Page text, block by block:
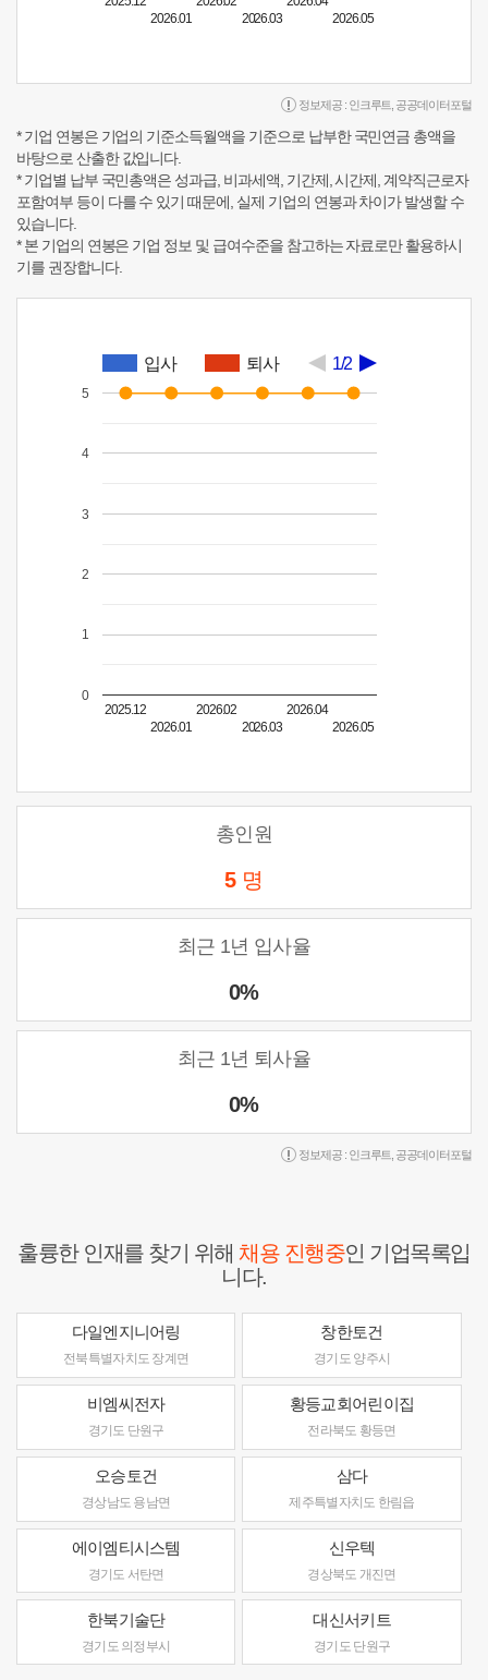
2026.01
2026.03
2026.05
정보제공 : 인크루트 공공데이터포털
* 기업 연봉은 기업의 기준소득월액을 기준으로 납부한 국민연금 총액을
바탕으로 산출한 값입니다.
* 기업별 납부 국민총액은 성과급, 비과세액, 기간제, 시간제, 계약직근로자
포함여부 등이 다를 수 있기 때문에, 실제 기업의 연봉과 차이가 발생할 수
있습니다.
* 본 기업의 연봉은 기업 정보 및 급여수준을 참고하는 자료로만 활용하시
기를 권장합니다.
입사 퇴사 1/2
2025.12
2026.01
2026.02
2026.03
2026.04
2026.05
0
1
2
3
4
5
총인원
5 명
최근 1년 입사율
0%
최근 1년 퇴사율
0%
정보제공 : 인크루트 공공데이터포털
훌륭한 인재를 찾기 위해채용 진행중인 기업목록입
니다.
다일엔지니어링
전북특별자치도 장계면
창한토건
경기도 양주시
비엠씨전자
경기도 단원구
황등교회어린이집
전라북도 황등면
오승토건
경상남도 용남면
삼다
제주특별자치도 한림읍
에이엠티시스템
경기도 서탄면
신우텍
경상북도 개진면
한북기술단
경기도 의정부시
대신서키트
경기도 단원구